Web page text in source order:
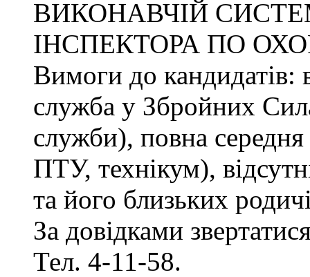
ВИКОНАВЧІЙ
ІНСПЕКТОРА ПО
Вимоги до кандидатів:
служба у Збройних
служби), повна середня
ПТУ, технікум),
та його близьких
За довідками
Тел. 4-11-58.